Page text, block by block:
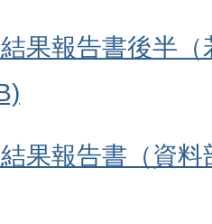
果報告書後半
果報告書（資